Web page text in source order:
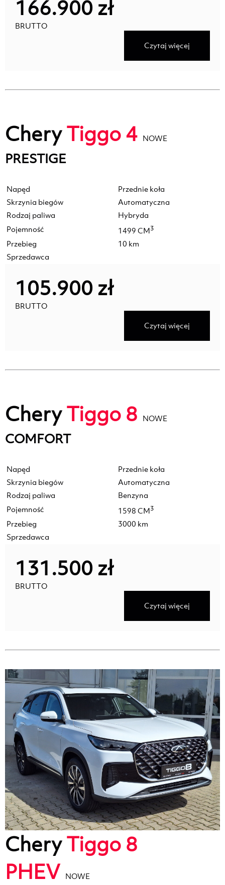
166.900 zł
BRUTTO
Czytaj więcej
CheryTiggo 4 NOWE
PRESTIGE
Napęd
Przednie koła
Skrzynia biegów
Automatyczna
Rodzaj paliwa
Hybryda
Pojemność
1499 CM3
Przebieg
10 km
Sprzedawca
105.900 zł
BRUTTO
Czytaj więcej
CheryTiggo 8 NOWE
COMFORT
Napęd
Przednie koła
Skrzynia biegów
Automatyczna
Rodzaj paliwa
Benzyna
Pojemność
1598 CM3
Przebieg
3000 km
Sprzedawca
131.500 zł
BRUTTO
Czytaj więcej
CheryTiggo 8
PHEV NOWE